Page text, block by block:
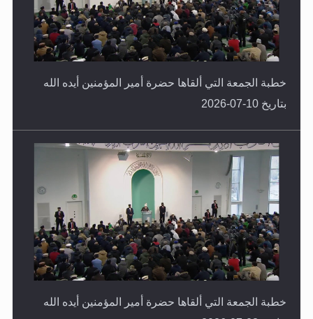
خطبة الجمعة التي ألقاها حضرة أمير المؤمنين أيده الله
بتاريخ 10-07-2026
خطبة الجمعة التي ألقاها حضرة أمير المؤمنين أيده الله